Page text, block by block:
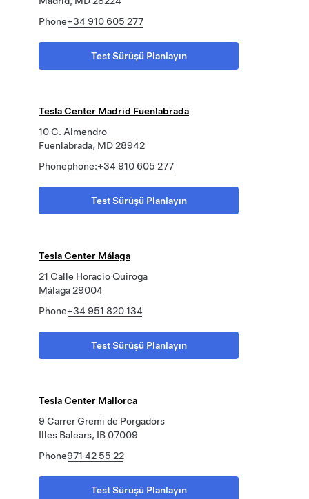
Phone+34 910 605 277
Test Sürüşü Planlayın
Tesla Center Madrid Fuenlabrada
10 C. Almendro
Fuenlabrada, MD 28942
Phonephone:+34 910 605 277
Test Sürüşü Planlayın
Tesla Center Málaga
21 Calle Horacio Quiroga
Málaga 29004
Phone+34 951 820 134
Test Sürüşü Planlayın
Tesla Center Mallorca
9 Carrer Gremi de Porgadors
Illes Balears, IB 07009
Phone971 42 55 22
Test Sürüşü Planlayın